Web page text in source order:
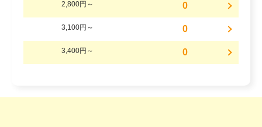
2,800円～ 0
3,100円～ 0
3,400円～ 0